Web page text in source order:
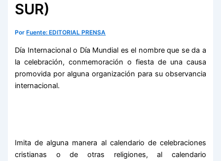
SUR)
Por Fuente: EDITORIAL PRENSA
Día Internacional o Día Mundial es el nombre que se da a
la celebración, conmemoración o fiesta de una causa
promovida por alguna organización para su observancia
internacional.
Imita de alguna manera al calendario de celebraciones
cristianas o de otras religiones, al calendario